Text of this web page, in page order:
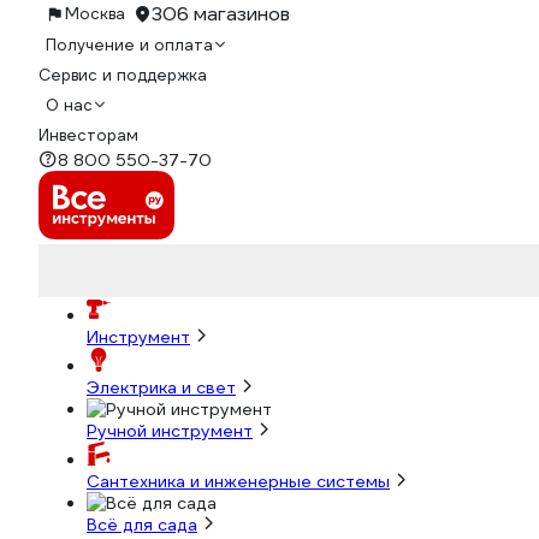
Москва 306 магазинов
Получение и оплата
Сервис и поддержка
О нас
Инвесторам
8 800 550-37-70
Инструмент
Электрика и свет
Ручной инструмент
Сантехника и инженерные системы
Всё для сада